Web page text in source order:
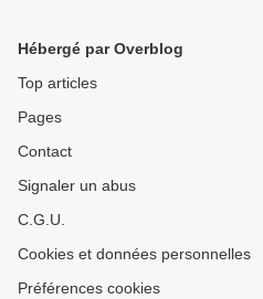
Hébergé par Overblog
Top articles
Pages
Contact
Signaler un abus
C.G.U.
Cookies et données personnelles
Préférences cookies